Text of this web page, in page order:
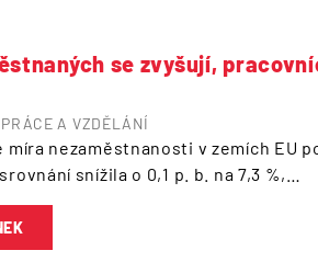
se zvyšují,
A VZDĚLÁNÍ
míra nezaměstnanosti v zemích EU
snížila o 0,1 p. b. na 7,3 %,…